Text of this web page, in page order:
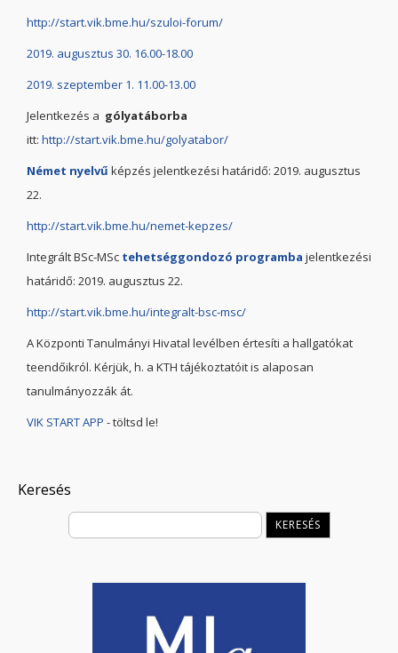
http://start.vik.bme.hu/szuloi-forum/
2019. augusztus 30. 16.00-18.00
2019. szeptember 1. 11.00-13.00
Jelentkezés a gólyatáborba
itt: http://start.vik.bme.hu/golyatabor/
Német nyelvű képzés jelentkezési határidő: 2019. augusztus
22.
http://start.vik.bme.hu/nemet-kepzes/
Integrált BSc-MSc tehetséggondozó programba jelentkezési
határidő: 2019. augusztus 22.
http://start.vik.bme.hu/integralt-bsc-msc/
A Központi Tanulmányi Hivatal levélben értesíti a hallgatókat
teendőikról. Kérjük, h. a KTH tájékoztatóit is alaposan
tanulmányozzák át.
VIK START APP - töltsd le!
Keresés